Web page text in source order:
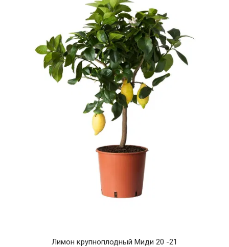
Лимон крупноплодный Миди 20 -21